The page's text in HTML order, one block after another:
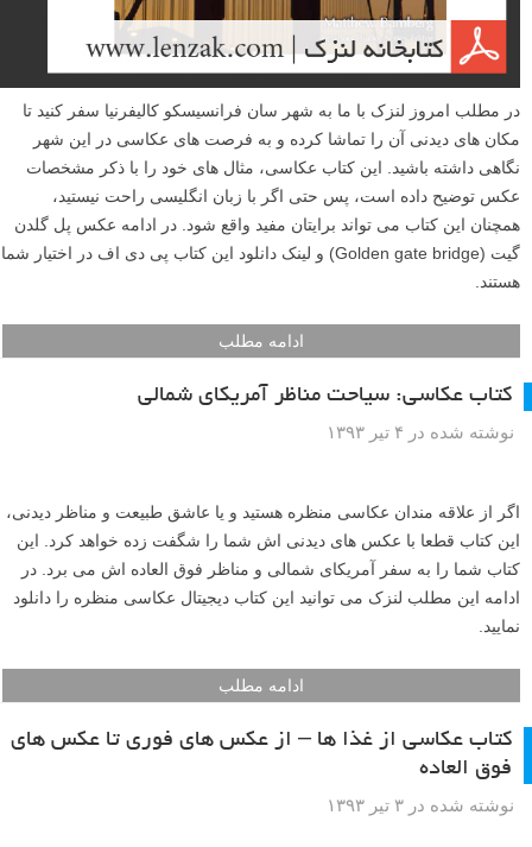
نوشته شده در ۱۵ تیر ۱۳۹۳
در مطلب امروز لنزک با ما به شهر سان فرانسیسکو کالیفرنیا سفر کنید تا
مکان های دیدنی آن را تماشا کرده و به فرصت های عکاسی در این شهر
نگاهی داشته باشید. این کتاب عکاسی، مثال های خود را با ذکر مشخصات
عکس توضیح داده است، پس حتی اگر با زبان انگلیسی راحت نیستید،